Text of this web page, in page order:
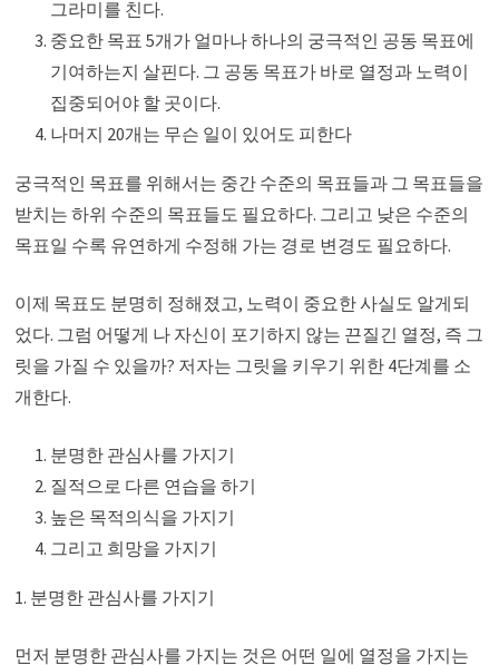
그라미를 친다.
중요한 목표 5개가 얼마나 하나의 궁극적인 공동 목표에
기여하는지 살핀다. 그 공동 목표가 바로 열정과 노력이
집중되어야 할 곳이다.
나머지 20개는 무슨 일이 있어도 피한다
궁극적인 목표를 위해서는 중간 수준의 목표들과 그 목표들을
받치는 하위 수준의 목표들도 필요하다. 그리고 낮은 수준의
목표일 수록 유연하게 수정해 가는 경로 변경도 필요하다.
이제 목표도 분명히 정해졌고, 노력이 중요한 사실도 알게되
었다. 그럼 어떻게 나 자신이 포기하지 않는 끈질긴 열정, 즉 그
릿을 가질 수 있을까? 저자는 그릿을 키우기 위한 4단계를 소
개한다.
분명한 관심사를 가지기
질적으로 다른 연습을 하기
높은 목적의식을 가지기
그리고 희망을 가지기
1. 분명한 관심사를 가지기
먼저 분명한 관심사를 가지는 것은 어떤 일에 열정을 가지는